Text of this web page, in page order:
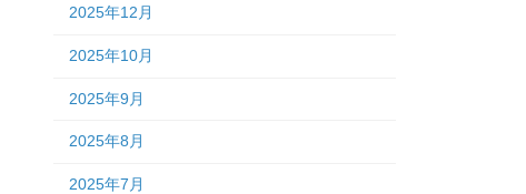
2025年12月
2025年10月
2025年9月
2025年8月
2025年7月